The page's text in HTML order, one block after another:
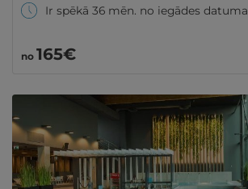
Ir spēkā 36 mēn. no iegādes datuma
no 165€